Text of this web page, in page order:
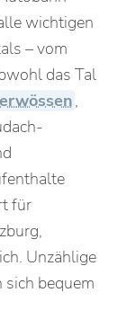
wichtigen
– vom
das Tal
,
für
Unzählige
bequem